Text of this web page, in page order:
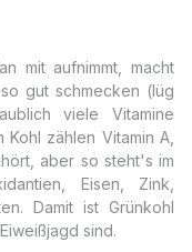
mit aufnimmt, macht
gut schmecken (lüg
viele Vitamine
zählen Vitamin A,
aber so steht's im
Eisen, Zink,
Damit ist Grünkohl
sind.